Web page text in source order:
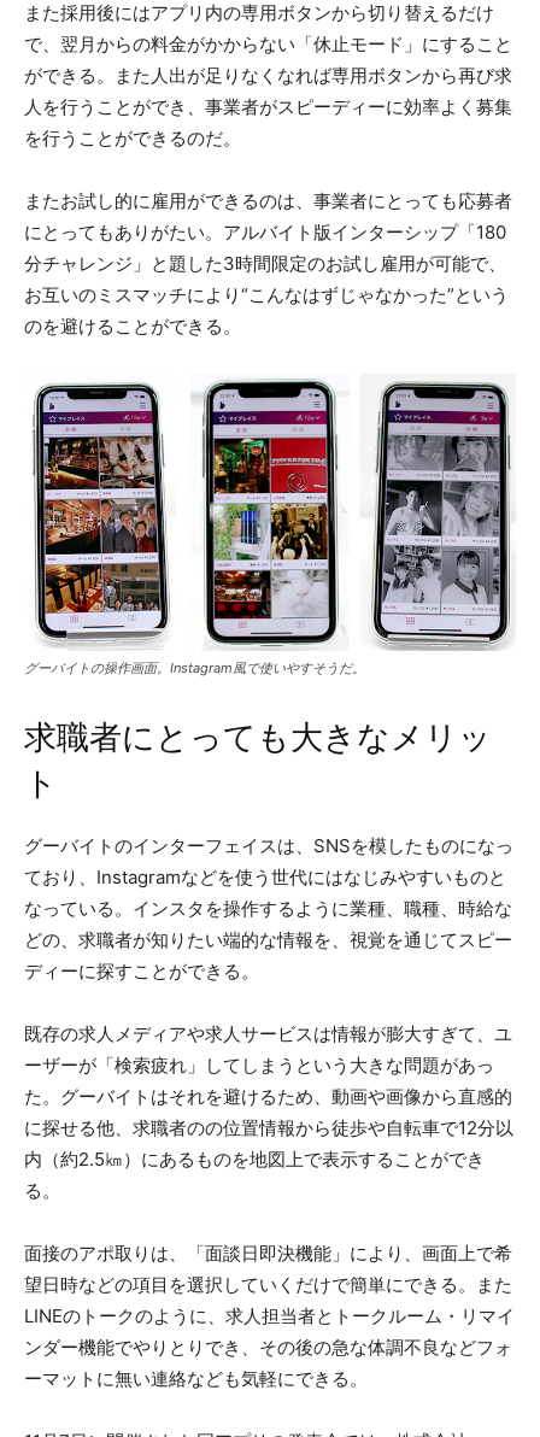
また採用後にはアプリ内の専用ボタンから切り替えるだけ
で、翌月からの料金がかからない「休止モード」にすること
ができる。また人出が足りなくなれば専用ボタンから再び求
人を行うことができ、事業者がスピーディーに効率よく募集
を行うことができるのだ。
またお試し的に雇用ができるのは、事業者にとっても応募者
にとってもありがたい。アルバイト版インターシップ「180
分チャレンジ」と題した3時間限定のお試し雇用が可能で、
お互いのミスマッチにより“こんなはずじゃなかった”という
のを避けることができる。
グーバイトの操作画面。Instagram風で使いやすそうだ。
求職者にとっても大きなメリッ
ト
グーバイトのインターフェイスは、SNSを模したものになっ
ており、Instagramなどを使う世代にはなじみやすいものと
なっている。インスタを操作するように業種、職種、時給な
どの、求職者が知りたい端的な情報を、視覚を通じてスピー
ディーに探すことができる。
既存の求人メディアや求人サービスは情報が膨大すぎて、ユ
ーザーが「検索疲れ」してしまうという大きな問題があっ
た。グーバイトはそれを避けるため、動画や画像から直感的
に探せる他、求職者のの位置情報から徒歩や自転車で12分以
内（約2.5㎞）にあるものを地図上で表示することができ
る。
面接のアポ取りは、「面談日即決機能」により、画面上で希
望日時などの項目を選択していくだけで簡単にできる。また
LINEのトークのように、求人担当者とトークルーム・リマイ
ンダー機能でやりとりでき、その後の急な体調不良などフォ
ーマットに無い連絡なども気軽にできる。